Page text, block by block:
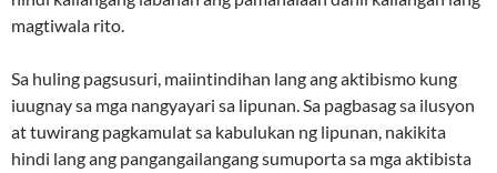
magtiwala rito.
Sa huling pagsusuri, maiintindihan lang ang aktibismo kung
iuugnay sa mga nangyayari sa lipunan. Sa pagbasag sa ilusyon
at tuwirang pagkamulat sa kabulukan ng lipunan, nakikita
hindi lang ang pangangailangang sumuporta sa mga aktibista